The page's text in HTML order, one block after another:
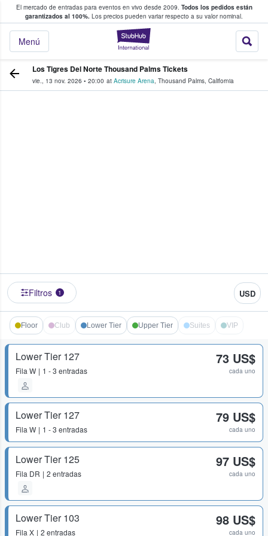
El mercado de entradas para eventos en vivo desde 2009. Todos los pedidos están
garantizados al 100%. Los precios pueden variar respecto a su valor nominal.
StubHub:
Menú
y venta de entradas entre fans
Los Tigres Del Norte Thousand Palms Tickets
vie., 13 nov. 2026 • 20:00 at Acrisure Arena, Thousand Palms, California
Filtros 1 USD
Floor Club Lower Tier Upper Tier Suites VIP
Lower Tier 127
Fila W 1 - 3 entradas
73 US$
cada uno
Lower Tier 127
Fila W 1 - 3 entradas
79 US$
cada uno
Lower Tier 125
Fila DR 2 entradas
97 US$
cada uno
Lower Tier 103
Fila X 2 entradas
98 US$
cada uno